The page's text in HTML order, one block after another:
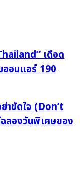
เดือด
ออนแอร์ 190
าขัดใจ (Don’t
ลองวันพิเศษของ